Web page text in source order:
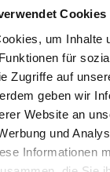
Cookies
um Inhalte
für
Zugriffe auf
geben wir
Website an
und
Informationen
pinseln schon
so schnell
Zwischenzeit
lassen Sie sich
ZUM